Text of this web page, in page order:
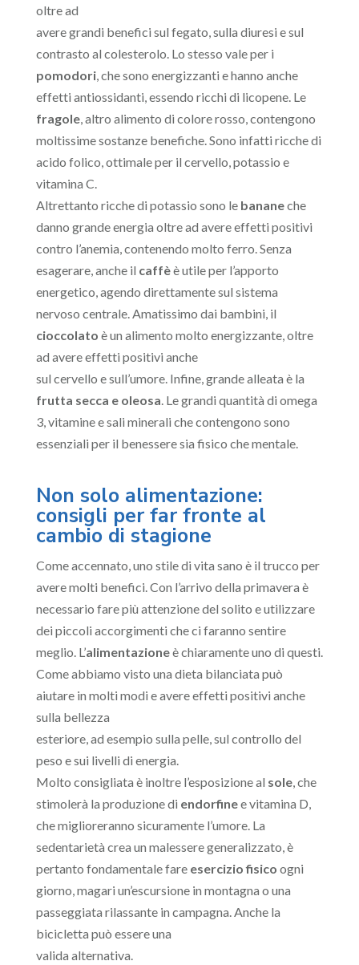
oltre ad
avere grandi benefici sul fegato, sulla diuresi e sul
contrasto al colesterolo. Lo stesso vale per i
pomodori, che sono energizzanti e hanno anche
effetti antiossidanti, essendo ricchi di licopene. Le
fragole, altro alimento di colore rosso, contengono
moltissime sostanze benefiche. Sono infatti ricche di
acido folico, ottimale per il cervello, potassio e
vitamina C.
Altrettanto ricche di potassio sono le bananeche
danno grande energia oltre ad avere effetti positivi
contro l’anemia, contenendo molto ferro. Senza
esagerare, anche il caffèè utile per l’apporto
energetico, agendo direttamente sul sistema
nervoso centrale. Amatissimo dai bambini, il
cioccolato è un alimento molto energizzante, oltre
ad avere effetti positivi anche
sul cervello e sull’umore. Infine, grande alleata è la
frutta secca e oleosa. Le grandi quantità di omega
3, vitamine e sali minerali che contengono sono
essenziali per il benessere sia fisico che mentale.
Non solo alimentazione:
consigli per far fronte al
cambio di stagione
Come accennato, uno stile di vita sano è il trucco per
avere molti benefici. Con l’arrivo della primavera è
necessario fare più attenzione del solito e utilizzare
dei piccoli accorgimenti che ci faranno sentire
meglio. L’alimentazioneè chiaramente uno di questi.
Come abbiamo visto una dieta bilanciata può
aiutare in molti modi e avere effetti positivi anche
sulla bellezza
esteriore, ad esempio sulla pelle, sul controllo del
peso e sui livelli di energia.
Molto consigliata è inoltre l’esposizione al sole, che
stimolerà la produzione di endorfinee vitamina D,
che miglioreranno sicuramente l’umore. La
sedentarietà crea un malessere generalizzato, è
pertanto fondamentale fare esercizio fisico ogni
giorno, magari un’escursione in montagna o una
passeggiata rilassante in campagna. Anche la
bicicletta può essere una
valida alternativa.